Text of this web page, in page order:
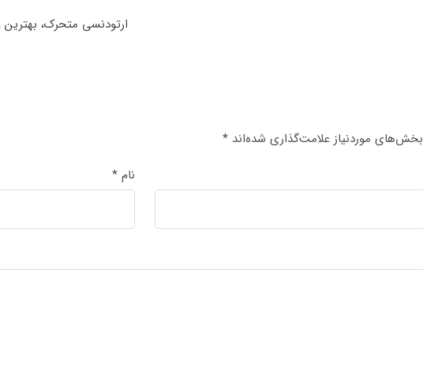
ارتودنسی متحرک،
بخش‌های موردنیاز علامت‌گذاری شده‌اند *
نام *